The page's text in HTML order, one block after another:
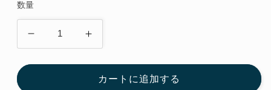
格
数量
キ
ー
カートに追加する